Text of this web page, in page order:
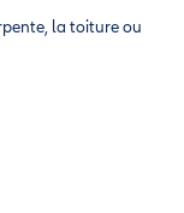
la toiture ou